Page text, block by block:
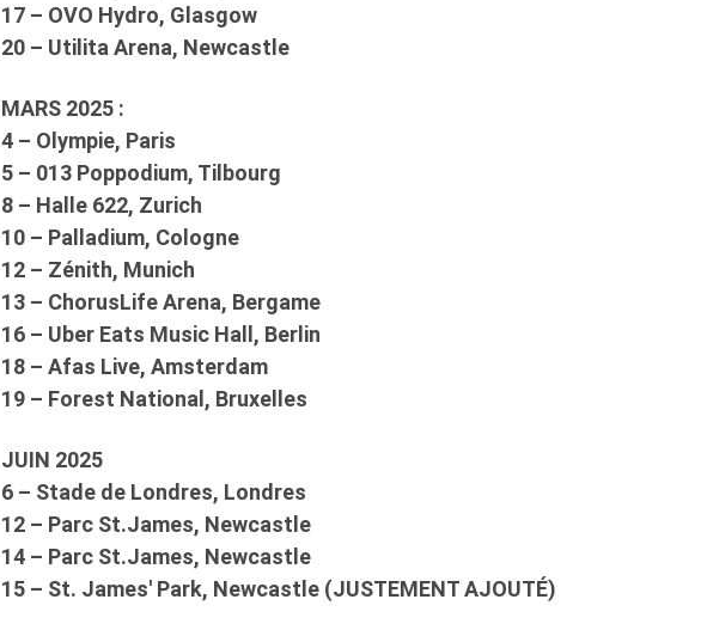
17 – OVO Hydro, Glasgow
20 – Utilita Arena, Newcastle
MARS 2025 :
4 – Olympie, Paris
5 – 013 Poppodium, Tilbourg
8 – Halle 622, Zurich
10 – Palladium, Cologne
12 – Zénith, Munich
13 – ChorusLife Arena, Bergame
16 – Uber Eats Music Hall, Berlin
18 – Afas Live, Amsterdam
19 – Forest National, Bruxelles
JUIN 2025
6 – Stade de Londres, Londres
12 – Parc St.James, Newcastle
14 – Parc St.James, Newcastle
15 – St. James' Park, Newcastle (JUSTEMENT AJOUTÉ)